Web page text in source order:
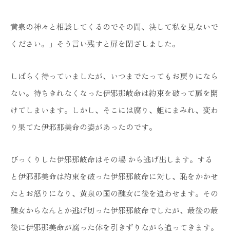
黄泉の神々と相談してくるのでその間、決して私を見ないで
ください。」そう言い残すと扉を閉ざしました。
しばらく待っていましたが、いつまでたってもお戻りになら
ない。待ちきれなくなった伊邪那岐命は約束を破って扉を開
けてしまいます。しかし、そこには腐り、蛆にまみれ、変わ
り果てた伊邪那美命の姿があったのです。
びっくりした伊邪那岐命はその場 から逃げ出します。する
と伊邪那美命は約束を破った伊邪那岐命に対し、恥をかかせ
たとお怒りになり、黄泉の国の醜女に後を追わせます。その
醜女からなんとか逃げ切った伊邪那岐命でしたが、最後の最
後に伊邪那美命が腐った体を引きずりながら追ってきます。